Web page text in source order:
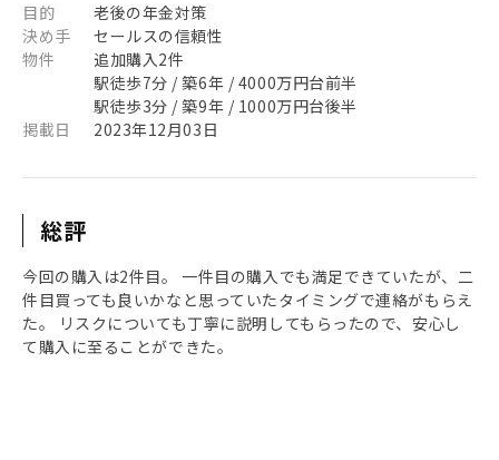
目的
老後の年金対策
決め手
セールスの信頼性
物件
追加購入2件
駅徒歩7分 / 築6年 / 4000万円台前半
駅徒歩3分 / 築9年 / 1000万円台後半
掲載日
2023年12月03日
総評
今回の購入は2件目。 一件目の購入でも満足できていたが、二
件目買っても良いかなと思っていたタイミングで連絡がもらえ
た。 リスクについても丁寧に説明してもらったので、安心し
て購入に至ることができた。